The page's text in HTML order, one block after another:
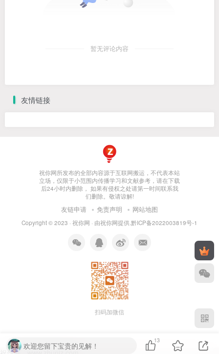
暂无评论内容
友情链接
祝你网所发布的全部内容源于互联网搬运，不代表本站
立场，仅限于小范围内传播学习和文献参考，请在下载
后24小时内删除， 如果有侵权之处请第一时间联系我
们删除。敬请谅解!
友链申请 免责声明 网站地图
Copyright © 2023 · 祝你网 · 由祝你网提供.黔ICP备2022003819号-1
扫码加微信
欢迎您留下宝贵的见解！
13